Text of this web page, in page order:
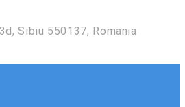
Sibiu 550137, Romania